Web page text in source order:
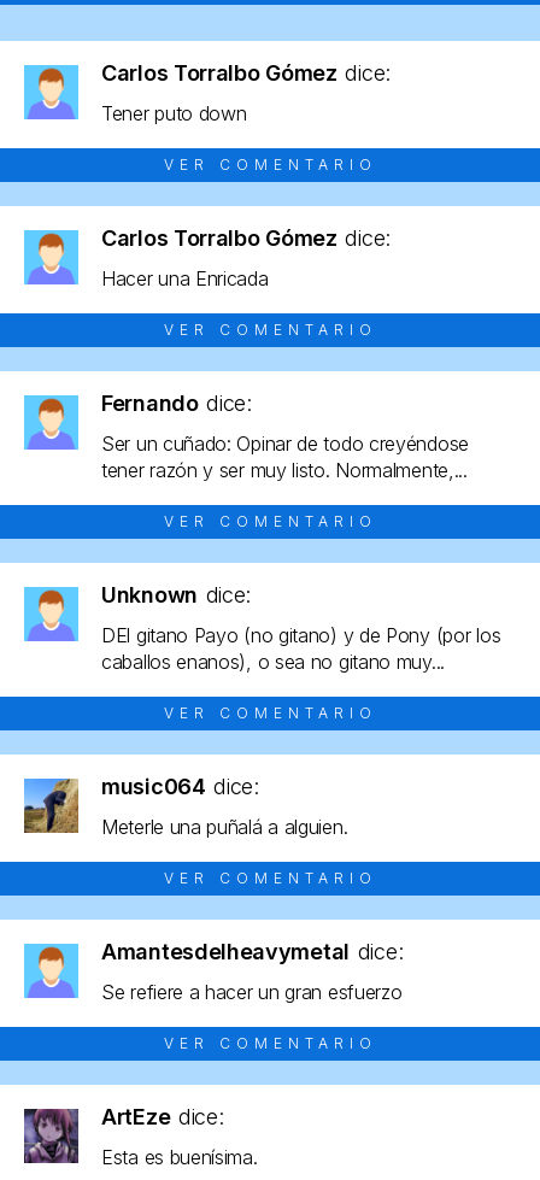
Carlos Torralbo Gómez dice:
Tener puto down
VER COMENTARIO
Carlos Torralbo Gómez dice:
Hacer una Enricada
VER COMENTARIO
Fernando dice:
Ser un cuñado: Opinar de todo creyéndose
tener razón y ser muy listo. Normalmente,...
VER COMENTARIO
Unknown dice:
DEl gitano Payo (no gitano) y de Pony (por los
caballos enanos), o sea no gitano muy...
VER COMENTARIO
music064 dice:
Meterle una puñalá a alguien.
VER COMENTARIO
Amantesdelheavymetal dice:
Se refiere a hacer un gran esfuerzo
VER COMENTARIO
ArtEze dice:
Esta es buenísima.